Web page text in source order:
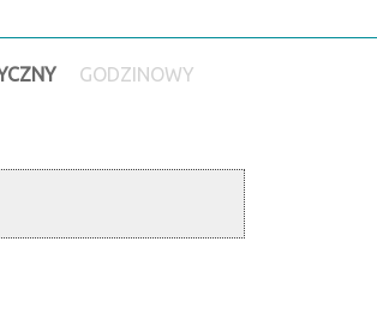
GODZINOWY